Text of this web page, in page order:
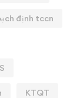
định tccn
KTQT